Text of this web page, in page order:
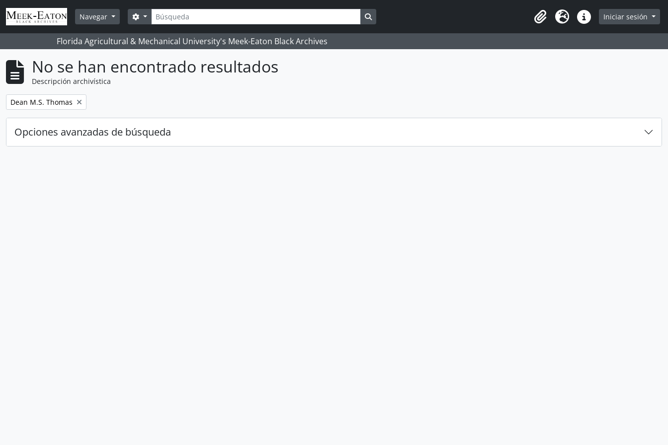
Skip to main content
Navegar
Búsqueda
Search options
Portapapeles
Idioma Enlaces rápidos
Iniciar sesión
Florida Agricultural & Mechanical University's Meek-Eaton Black Archives
No se han encontrado resultados
Descripción archivística
Remove filter:
Dean M.S. Thomas
Opciones avanzadas de búsqueda